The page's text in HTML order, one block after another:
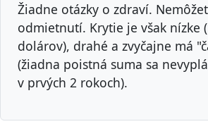
Žiadne otázky o zdraví.
odmietnutí. Krytie je však nízke
dolárov), drahé a zvyčajne má
(žiadna poistná suma sa
v prvých 2 rokoch).